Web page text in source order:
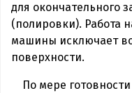
для окончательного
(полировки). Работа
машины исключает
поверхности.
По мере готовности